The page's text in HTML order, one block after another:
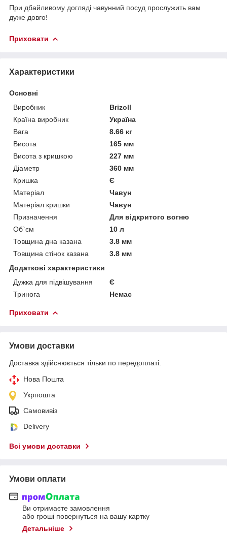
При дбайливому догляді чавунний посуд прослужить вам
дуже довго!
Приховати
Характеристики
Основні
Виробник
Brizoll
Країна виробник
Україна
Вага
8.66 кг
Висота
165 мм
Висота з кришкою
227 мм
Діаметр
360 мм
Кришка
Є
Матеріал
Чавун
Матеріал кришки
Чавун
Призначення
Для відкритого вогню
Об`єм
10 л
Товщина дна казана
3.8 мм
Товщина стінок казана
3.8 мм
Додаткові характеристики
Дужка для підвішування
Є
Тринога
Немає
Приховати
Умови доставки
Доставка здійснюється тільки по передоплаті.
Нова Пошта
Укрпошта
Самовивіз
Delivery
Всі умови доставки
Умови оплати
Ви отримаєте замовлення
або гроші повернуться на вашу картку
Детальніше